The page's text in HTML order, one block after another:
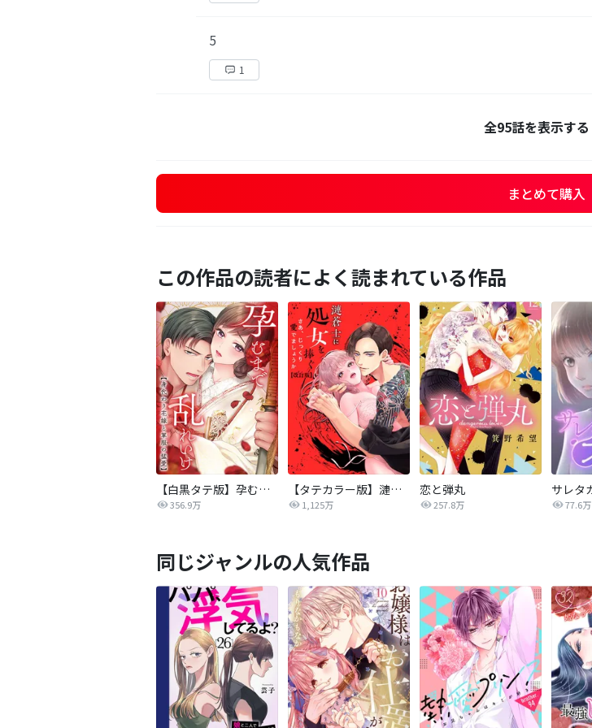
5
1
全95話を表示する
まとめて購入
この作品の読者によく読まれている作品
【白黒タテ版】孕むまで乱れいけ～身代わり花嫁と軍服の猛愛
356.9万
【タテカラー版】漣蒼士に処女を捧ぐ～さあ、じっくり愛でましょうか
1,125万
恋と弾丸
257.8万 77.6万
同じジャンルの人気作品